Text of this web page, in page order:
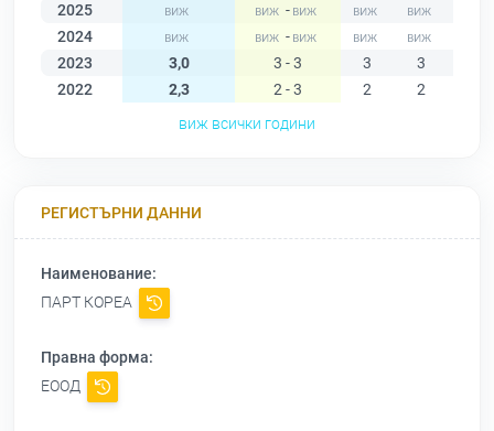
2025
-
2024
-
2023
3,0 3 - 3 3 3
2022
2,3 2 - 3 2 2
виж всички години
РЕГИСТЪРНИ ДАННИ
Наименование:
ПАРТ КОРЕА
Правна форма:
ЕООД